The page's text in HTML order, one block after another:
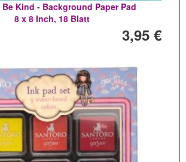
Kind - Background Paper Pad
8 x 8 Inch, 18 Blatt
3,95 €